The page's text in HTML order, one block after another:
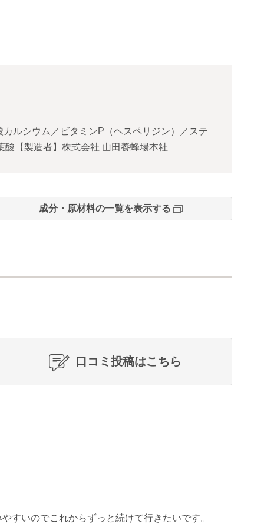
ルシウム／ビタミンP（ヘスペリジン）／ステ
【製造者】株式会社 山田養蜂場本社
成分・原材料の一覧を表示する
口コミ投稿はこちら
すいのでこれからずっと続けて行きたいです。